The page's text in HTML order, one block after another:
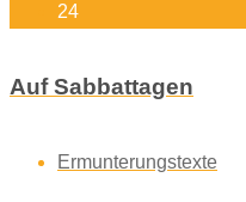
24
Auf Sabbattagen
Ermunterungstexte